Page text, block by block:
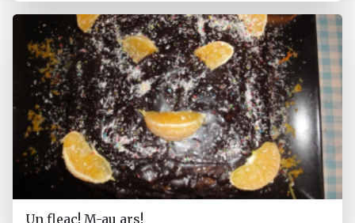
Un fleac! M-au ars!